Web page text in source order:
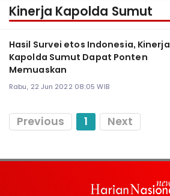
Kinerja Kapolda Sumut
Hasil Survei etos Indonesia, Kinerja
Kapolda Sumut Dapat Ponten
Memuaskan
Rabu, 22 Jun 2022 08:05 WIB
Previous 1 Next